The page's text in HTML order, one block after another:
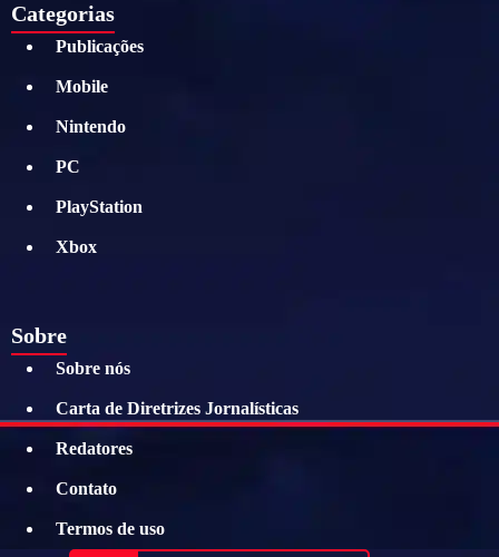
Categorias
Publicações
Mobile
Nintendo
PC
PlayStation
Xbox
Sobre
Sobre nós
Carta de Diretrizes Jornalísticas
Redatores
Contato
Termos de uso